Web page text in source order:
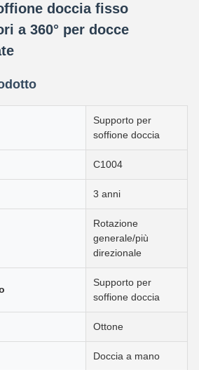
doccia fisso
a 360° per docce
Supporto per
soffione doccia
C1004
3 anni
Rotazione
generale/più
direzionale
Supporto per
soffione doccia
Ottone
Doccia a mano